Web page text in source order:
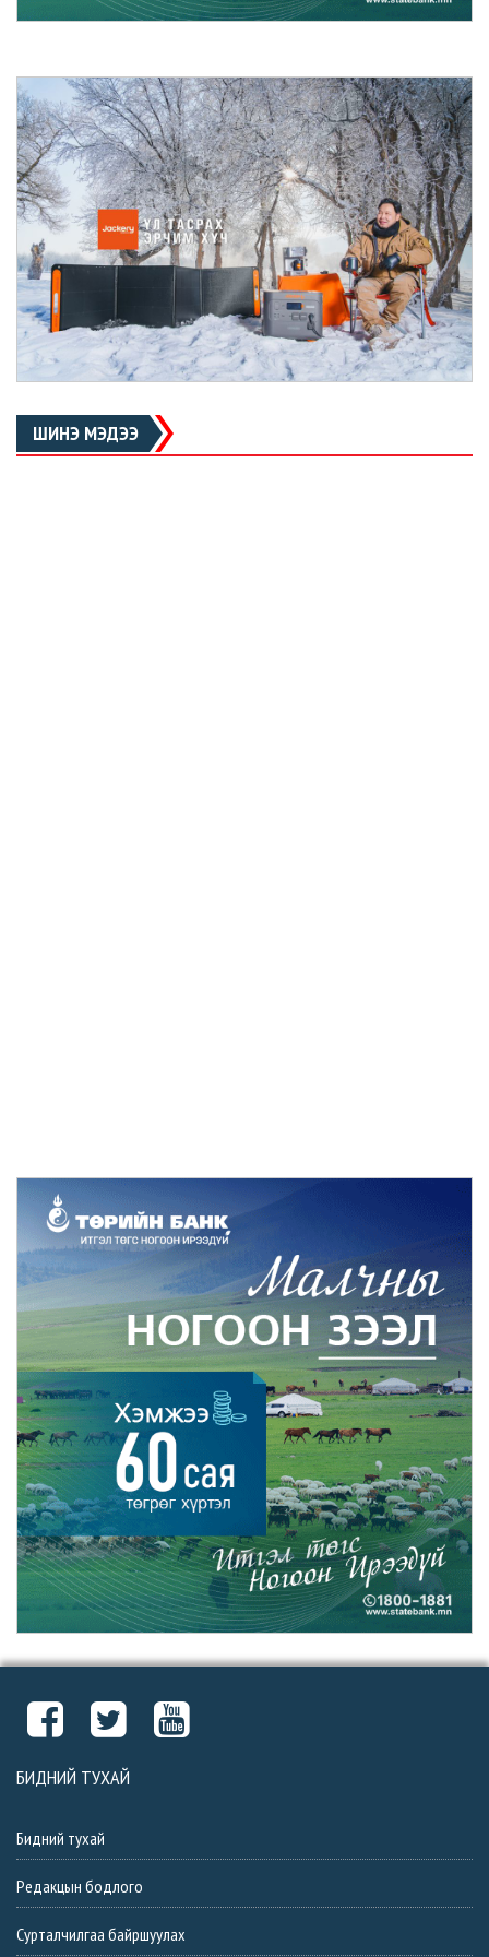
ШИНЭ МЭДЭЭ
БИДНИЙ ТУХАЙ
Бидний тухай
Редакцын бодлого
Сурталчилгаа байршуулах